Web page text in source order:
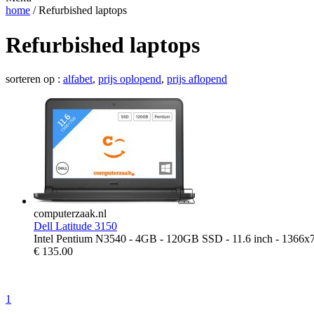
home / Refurbished laptops
Refurbished laptops
sorteren op : alfabet, prijs oplopend, prijs aflopend
computerzaak.nl
Dell Latitude 3150
Intel Pentium N3540 - 4GB - 120GB SSD - 11.6 inch -
€ 135.00
1